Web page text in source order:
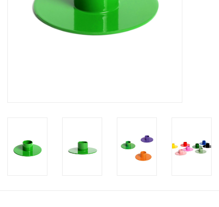
Cadeaubonnen